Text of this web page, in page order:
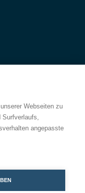
Webseiten zu
Surfverlaufs,
angepasste